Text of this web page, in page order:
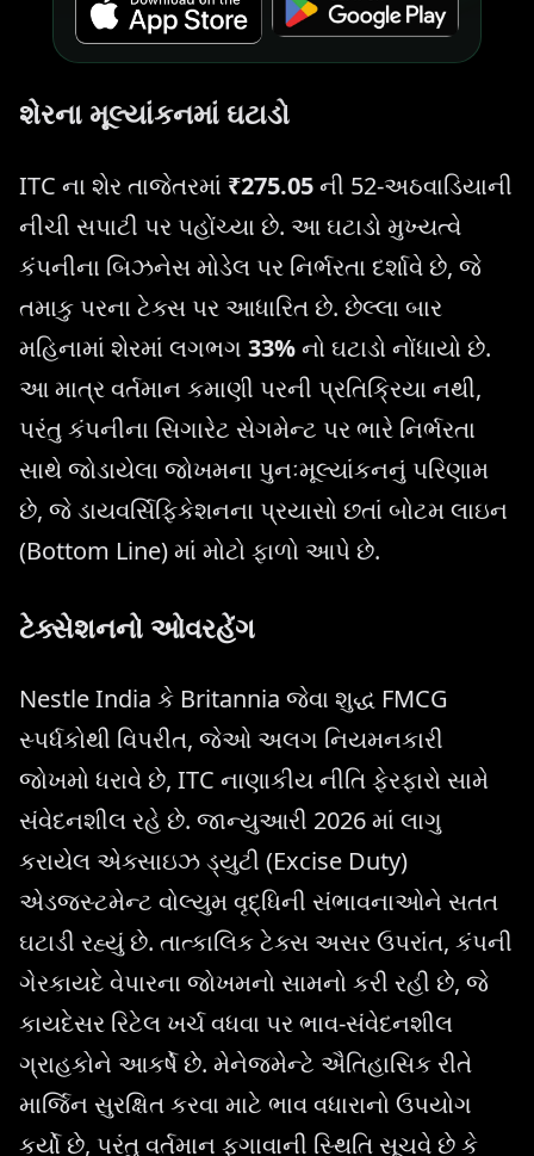
શેરના મૂલ્યાંકનમાં ઘટાડો
ITC ના શેર તાજેતરમાં ₹275.05ની 52-અઠવાડિયાની
નીચી સપાટી પર પહોંચ્યા છે. આ ઘટાડો મુખ્યત્વે
કંપનીના બિઝનેસ મોડેલ પર નિર્ભરતા દર્શાવે છે, જે
તમાકુ પરના ટેક્સ પર આધારિત છે. છેલ્લા બાર
મહિનામાં શેરમાં લગભગ 33%નો ઘટાડો નોંધાયો છે.
આ માત્ર વર્તમાન કમાણી પરની પ્રતિક્રિયા નથી,
પરંતુ કંપનીના સિગારેટ સેગમેન્ટ પર ભારે નિર્ભરતા
સાથે જોડાયેલા જોખમના પુનઃમૂલ્યાંકનનું પરિણામ
છે, જે ડાયવર્સિફિકેશનના પ્રયાસો છતાં બોટમ લાઇન
(Bottom Line) માં મોટો ફાળો આપે છે.
ટેક્સેશનનો ઓવરહેંગ
Nestle India કે Britannia જેવા શુદ્ધ FMCG
સ્પર્ધકોથી વિપરીત, જેઓ અલગ નિયમનકારી
જોખમો ધરાવે છે, ITC નાણાકીય નીતિ ફેરફારો સામે
સંવેદનશીલ રહે છે. જાન્યુઆરી 2026 માં લાગુ
કરાયેલ એક્સાઇઝ ડ્યુટી (Excise Duty)
એડજસ્ટમેન્ટ વોલ્યુમ વૃદ્ધિની સંભાવનાઓને સતત
ઘટાડી રહ્યું છે. તાત્કાલિક ટેક્સ અસર ઉપરાંત, કંપની
ગેરકાયદે વેપારના જોખમનો સામનો કરી રહી છે, જે
કાયદેસર રિટેલ ખર્ચ વધવા પર ભાવ-સંવેદનશીલ
ગ્રાહકોને આકર્ષે છે. મેનેજમેન્ટે ઐતિહાસિક રીતે
માર્જિન સુરક્ષિત કરવા માટે ભાવ વધારાનો ઉપયોગ
કર્યો છે, પરંતુ વર્તમાન ફુગાવાની સ્થિતિ સૂચવે છે કે